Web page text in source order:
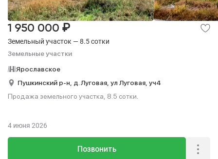
Земельный участок — 8.5 сотки
Земельные участки
1 950 000 ₽
Ярославское
Пушкинский р-н, д. Луговая, ул Луговая, уч4
Продажа земельного участка, 8.5 сотки.
Позвонить
4 июня 2026